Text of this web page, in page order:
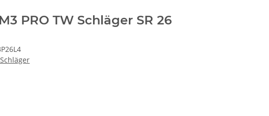
PRO TW Schläger SR 26